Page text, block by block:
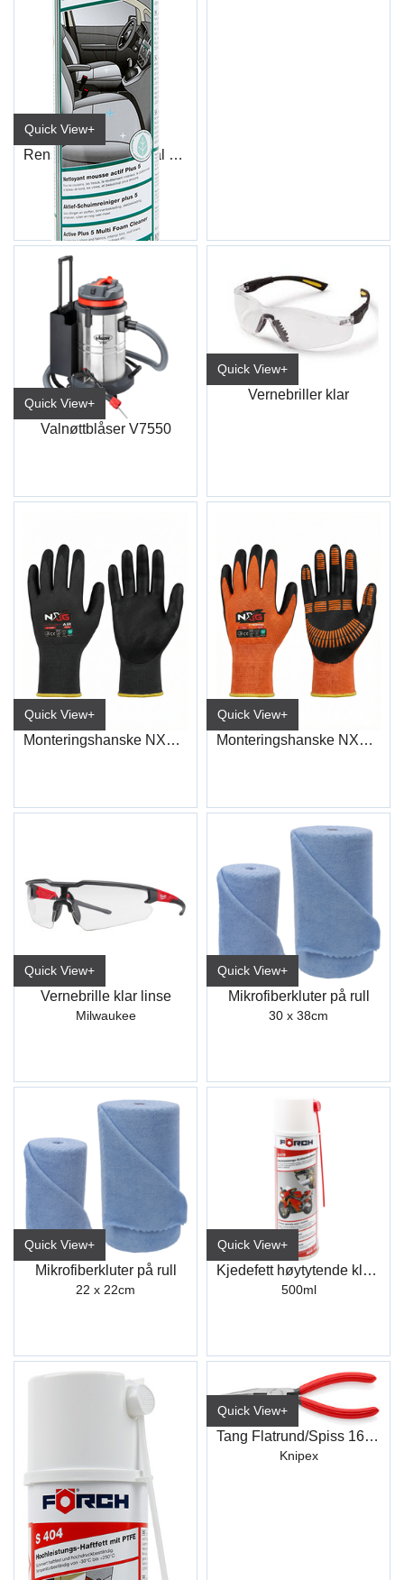
Quick View+
Renseskum Universal Pluss 5 R560
600ml
Quick View+
Valnøttblåser V7550
Quick View+
Vernebriller klar
Quick View+
Monteringshanske NXG Nitrile 5230
Quick View+
Monteringshanske NXG AIR 5121
Quick View+
Vernebrille klar linse
Milwaukee
Quick View+
Mikrofiberkluter på rull
30 x 38cm
Quick View+
Mikrofiberkluter på rull
22 x 22cm
Quick View+
Kjedefett høytytende klebefett S479
500ml
Quick View+
Tang Flatrund/Spiss 160mm
Knipex